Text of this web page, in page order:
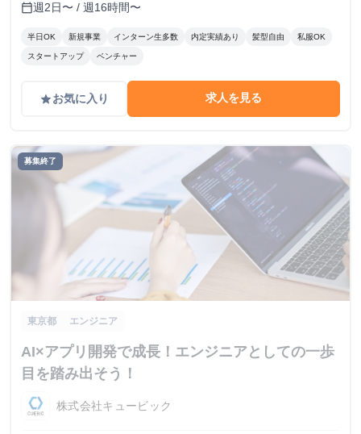
calendar_today週2日〜 / 週16時間〜
半日OK 新規事業 インターン生多数 内定実績あり 髪型自由 私服OK
スタートアップ ベンチャー
gradeお気に入り 求人を見る
募集終了
東京都 エンジニア
AI×アプリ開発で成長！エンジニアとしての一歩
目を踏み出そう！
株式会社キュービック